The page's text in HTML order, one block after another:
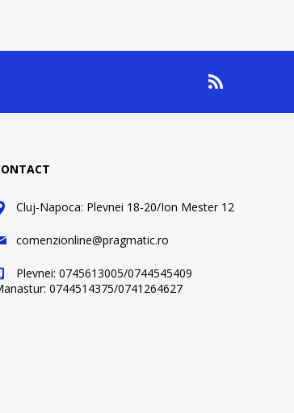
Cluj-Napoca: Plevnei 18-20/Ion Mester 12
comenzionline@pragmatic.ro
Plevnei: 0745613005/0744545409
0744514375/0741264627